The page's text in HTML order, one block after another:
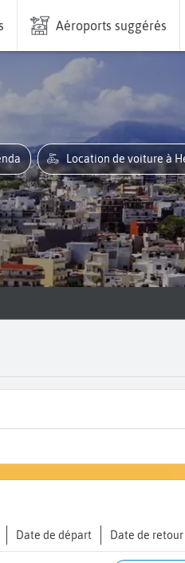
Aéroports suggérés
Location de voiture à
Héraklion (HER)
Date de départ Date de retour